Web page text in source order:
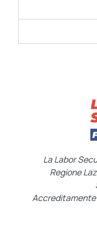
La Labor
Regione
Accreditamente